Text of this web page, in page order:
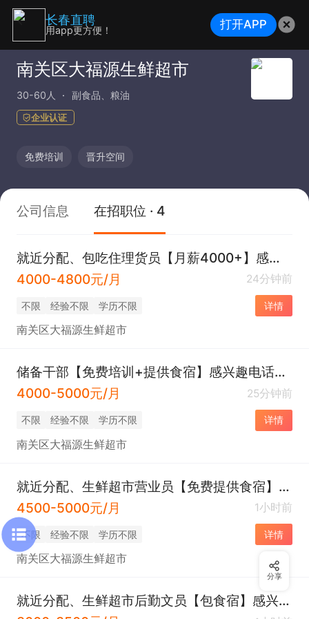
南关区大福源生鲜超市
30-60人 副食品、粮油
企业认证
免费培训 晋升空间
公司信息 在招职位 · 4
就近分配、包吃住理货员【月薪4000+】感兴趣电话联系
4000-4800元/月
24分钟前
不限 经验不限 学历不限 详情
南关区大福源生鲜超市
储备干部【免费培训+提供食宿】感兴趣电话联系
4000-5000元/月
25分钟前
不限 经验不限 学历不限 详情
南关区大福源生鲜超市
就近分配、生鲜超市营业员【免费提供食宿】感兴趣电话联系
4500-5000元/月
1小时前
不限 经验不限 学历不限 详情
南关区大福源生鲜超市
就近分配、生鲜超市后勤文员【包食宿】感兴趣电话联系
分享
长春直聘
用app更方便！ 打开APP